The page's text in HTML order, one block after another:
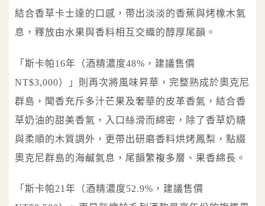
結合香草卡士達的口感，帶出淡淡的香蕉與烤橡木氣
息，釋放由水果與香料相互交織的醇厚尾韻。
「斯卡帕16年（酒精濃度48%，建議售價
NT$3,000）」則再次將風味昇華，完整熟成於奧克尼
群島，聞香充斥多汁芒果及奢華的皮革香氣，結合香
草奶油的甜美香氣，入口絲滑而綿密，除了香草奶糖
與柔順的木質調外，更帶出研磨香料烘烤鳳梨，點綴
奧克尼群島的海鹹氣息，尾韻繁複多層、果香綿長。
「斯卡帕21年（酒精濃度52.9%，建議售價